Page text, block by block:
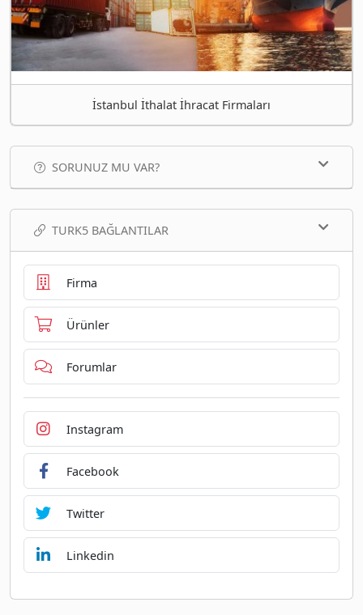
İstanbul İthalat İhracat Firmaları
SORUNUZ MU VAR?
TURK5 BAĞLANTILAR
Firma
Ürünler
Forumlar
Instagram
Facebook
Twitter
Linkedin